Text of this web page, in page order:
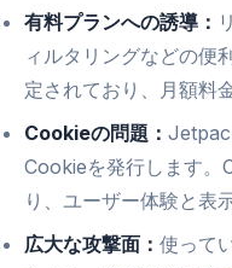
有料プランへの誘導：
ィルタリングなどの便
定されており、月額料
Cookieの問題：
Cookieを発行します。
り、ユーザー体験と表
広大な攻撃面： 使って